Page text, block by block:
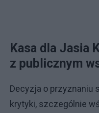
Kasa dla Jasia
z publicznym
Decyzja o przyznaniu
krytyki, szczególnie